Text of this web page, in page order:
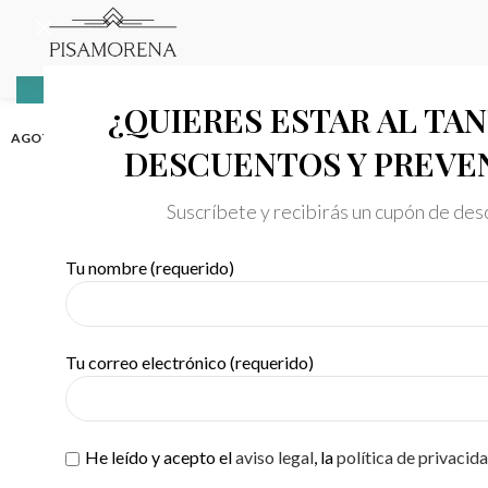
¿QUIERES ESTAR AL
DESCUENTOS Y
Suscríbete y recibirás un cupón de
Tu nombre (requerido)
Tu correo electrónico (requerido)
He leído y acepto elaviso legal, lapolítica de
AGOTADO